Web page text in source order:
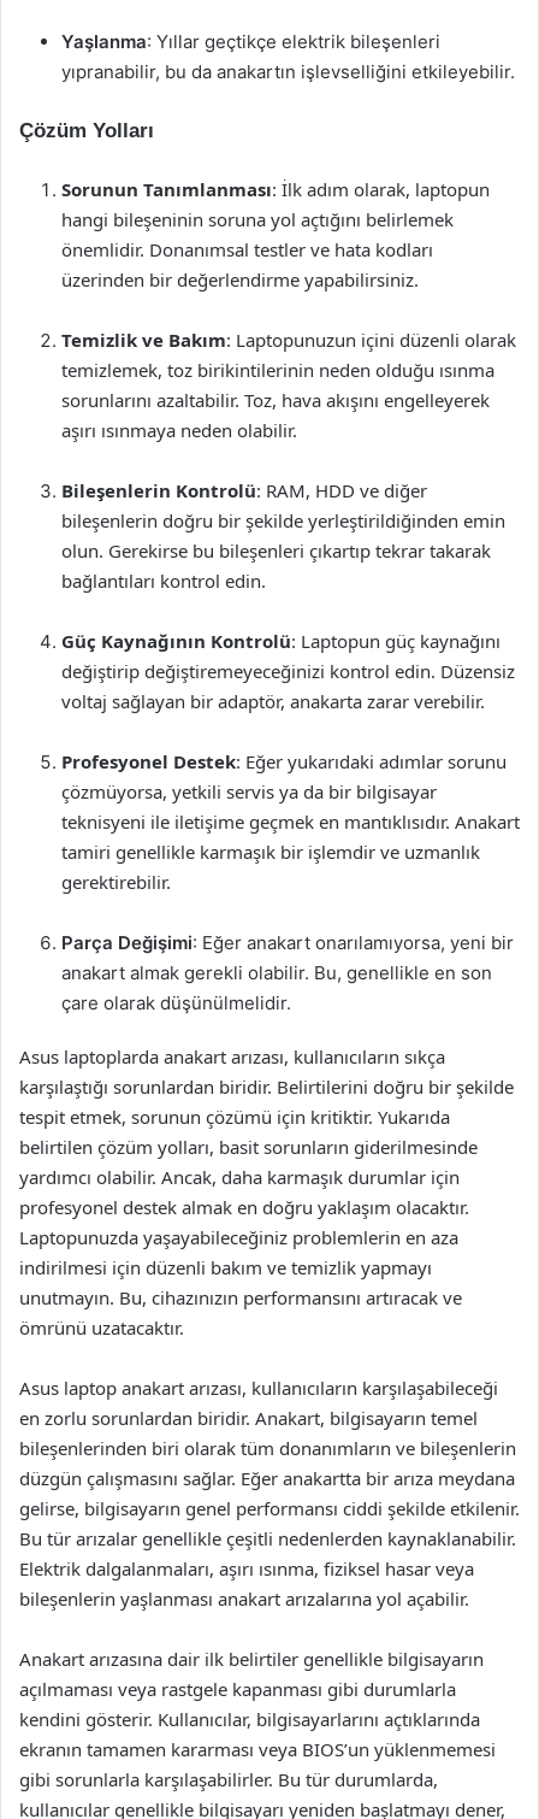
Yaşlanma: Yıllar geçtikçe elektrik bileşenleri
yıpranabilir, bu da anakartın işlevselliğini etkileyebilir.
Çözüm Yolları
Sorunun Tanımlanması: İlk adım olarak, laptopun
hangi bileşeninin soruna yol açtığını belirlemek
önemlidir. Donanımsal testler ve hata kodları
üzerinden bir değerlendirme yapabilirsiniz.
Temizlik ve Bakım: Laptopunuzun içini düzenli olarak
temizlemek, toz birikintilerinin neden olduğu ısınma
sorunlarını azaltabilir. Toz, hava akışını engelleyerek
aşırı ısınmaya neden olabilir.
Bileşenlerin Kontrolü: RAM, HDD ve diğer
bileşenlerin doğru bir şekilde yerleştirildiğinden emin
olun. Gerekirse bu bileşenleri çıkartıp tekrar takarak
bağlantıları kontrol edin.
Güç Kaynağının Kontrolü: Laptopun güç kaynağını
değiştirip değiştiremeyeceğinizi kontrol edin. Düzensiz
voltaj sağlayan bir adaptör, anakarta zarar verebilir.
Profesyonel Destek: Eğer yukarıdaki adımlar sorunu
çözmüyorsa, yetkili servis ya da bir bilgisayar
teknisyeni ile iletişime geçmek en mantıklısıdır. Anakart
tamiri genellikle karmaşık bir işlemdir ve uzmanlık
gerektirebilir.
Parça Değişimi: Eğer anakart onarılamıyorsa, yeni bir
anakart almak gerekli olabilir. Bu, genellikle en son
çare olarak düşünülmelidir.
Asus laptoplarda anakart arızası, kullanıcıların sıkça
karşılaştığı sorunlardan biridir. Belirtilerini doğru bir şekilde
tespit etmek, sorunun çözümü için kritiktir. Yukarıda
belirtilen çözüm yolları, basit sorunların giderilmesinde
yardımcı olabilir. Ancak, daha karmaşık durumlar için
profesyonel destek almak en doğru yaklaşım olacaktır.
Laptopunuzda yaşayabileceğiniz problemlerin en aza
indirilmesi için düzenli bakım ve temizlik yapmayı
unutmayın. Bu, cihazınızın performansını artıracak ve
ömrünü uzatacaktır.
Asus laptop anakart arızası, kullanıcıların karşılaşabileceği
en zorlu sorunlardan biridir. Anakart, bilgisayarın temel
bileşenlerinden biri olarak tüm donanımların ve bileşenlerin
düzgün çalışmasını sağlar. Eğer anakartta bir arıza meydana
gelirse, bilgisayarın genel performansı ciddi şekilde etkilenir.
Bu tür arızalar genellikle çeşitli nedenlerden kaynaklanabilir.
Elektrik dalgalanmaları, aşırı ısınma, fiziksel hasar veya
bileşenlerin yaşlanması anakart arızalarına yol açabilir.
Anakart arızasına dair ilk belirtiler genellikle bilgisayarın
açılmaması veya rastgele kapanması gibi durumlarla
kendini gösterir. Kullanıcılar, bilgisayarlarını açtıklarında
ekranın tamamen kararması veya BIOS’un yüklenmemesi
gibi sorunlarla karşılaşabilirler. Bu tür durumlarda,
kullanıcılar genellikle bilgisayarı yeniden başlatmayı dener,